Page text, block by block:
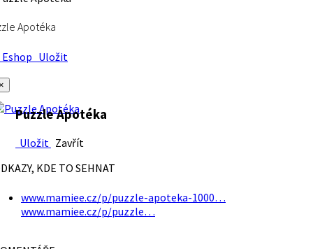
Apotéka
Uložit
Puzzle Apotéka
Uložit Zavřít
KDE TO SEHNAT
www.mamiee.cz/p/puzzle-apoteka-1000…
www.mamiee.cz/p/puzzle…